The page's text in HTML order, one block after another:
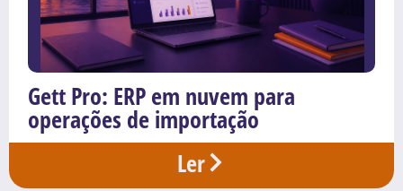
Gett Pro: ERP em nuvem para
operações de importação
Ler